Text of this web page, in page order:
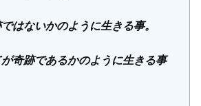
はないかのように生きる事。
奇跡であるかのように生きる事